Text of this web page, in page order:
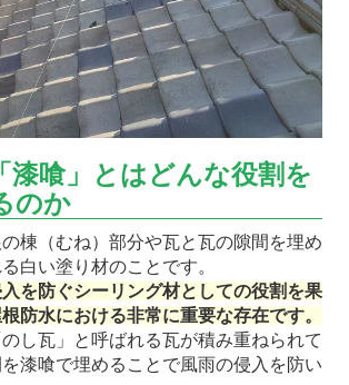
漆喰」とはどんな役割を
のか
棟（むね）部分や瓦と瓦の隙間を埋め
白い塗り材のことです。
を防ぐシーリング材としての役割を果
防水における非常に重要な存在です。
し瓦」と呼ばれる瓦が積み重ねられて
漆喰で埋めることで風雨の侵入を防い